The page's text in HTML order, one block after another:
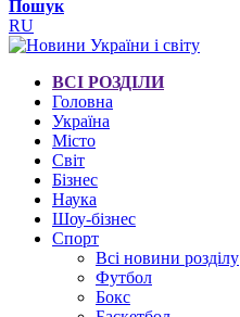
Пошук
RU
ВСІ РОЗДІЛИ
Головна
Україна
Місто
Світ
Бізнес
Наука
Шоу-бізнес
Спорт
Всі новини розділу
Футбол
Бокс